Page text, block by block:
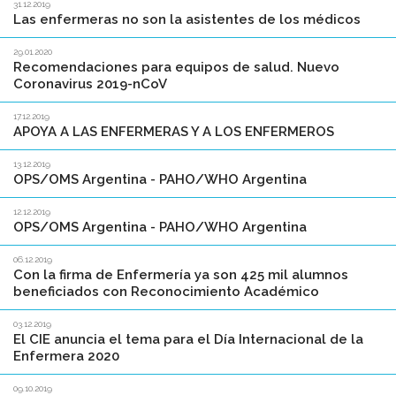
31.12.2019
Las enfermeras no son la asistentes de los médicos
29.01.2020
Recomendaciones para equipos de salud. Nuevo
Coronavirus 2019-nCoV
17.12.2019
APOYA A LAS ENFERMERAS Y A LOS ENFERMEROS
13.12.2019
OPS/OMS Argentina - PAHO/WHO Argentina
12.12.2019
OPS/OMS Argentina - PAHO/WHO Argentina
06.12.2019
Con la firma de Enfermería ya son 425 mil alumnos
beneficiados con Reconocimiento Académico
03.12.2019
El CIE anuncia el tema para el Día Internacional de la
Enfermera 2020
09.10.2019